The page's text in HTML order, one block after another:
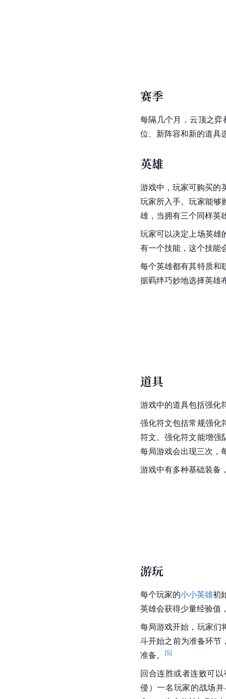
赛季
每隔几个月，云顶之
位、新阵容和新的道具
英雄
游戏中，玩家可购买的
玩家所入手。玩家能够
雄，当拥有三个同样英
玩家可以决定上场英雄
有一个技能，这个技能
每个英雄都有其特质和
据羁绊巧妙地选择英雄
道具
游戏中的道具包括强化
强化符文包括常规强化
符文。强化符文能增强
每局游戏会出现三次，
游戏中有多种基础装备
游玩
每个玩家的小小英雄初
英雄会获得少量经验值
每局游戏开始，玩家们
斗开始之前为准备环节
准备。
[5]
回合连胜或者连败可
侵）一名玩家的战场